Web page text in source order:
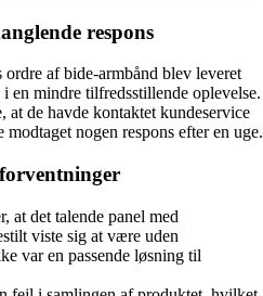
respons
ordre af bide-armbånd blev leveret
en mindre tilfredsstillende oplevelse.
at de havde kontaktet kundeservice
nogen respons efter en uge.
at det talende panel med
viste sig at være uden
var en passende løsning til